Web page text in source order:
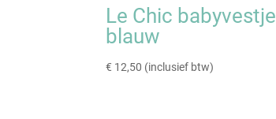
Le Chic babyvestje
blauw
€ 12,50 (inclusief btw)